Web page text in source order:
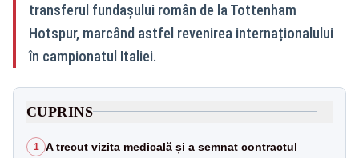
transferul fundașului român de la Tottenham
Hotspur, marcând astfel revenirea internaționalului
în campionatul Italiei.
CUPRINS
1 A trecut vizita medicală și a semnat contractul